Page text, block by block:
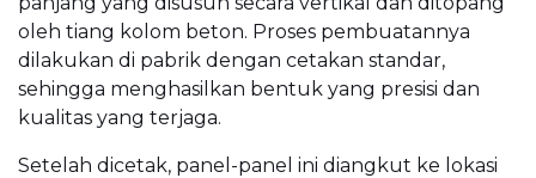
oleh tiang kolom beton. Proses pembuatannya
dilakukan di pabrik dengan cetakan standar,
sehingga menghasilkan bentuk yang presisi dan
kualitas yang terjaga.
Setelah dicetak, panel-panel ini diangkut ke lokasi